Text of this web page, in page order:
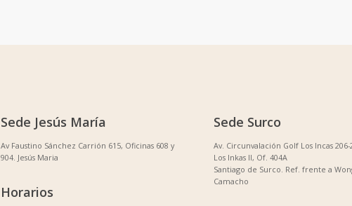
Sede Jesús María
Av Faustino Sánchez Carrión 615, Oficinas 608 y
904. Jesús Maria
Horarios
Sede Surco
Av. Circunvalación Golf Los Incas
Los Inkas II, Of. 404A
Santiago de Surco. Ref. frente a
Camacho